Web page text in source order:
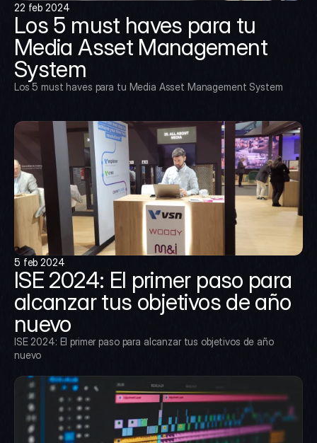
22 feb 2024
Los 5 must haves para tu
Media Asset Management
System
Los 5 must haves para tu Media Asset Management System
5 feb 2024
ISE 2024: El primer paso para
alcanzar tus objetivos de año
nuevo
ISE 2024: El primer paso para alcanzar tus objetivos de año
nuevo